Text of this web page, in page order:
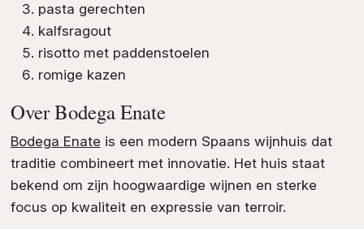
pasta gerechten
kalfsragout
risotto met paddenstoelen
romige kazen
Over Bodega Enate
Bodega Enate is een modern Spaans wijnhuis dat
traditie combineert met innovatie. Het huis staat
bekend om zijn hoogwaardige wijnen en sterke
focus op kwaliteit en expressie van terroir.